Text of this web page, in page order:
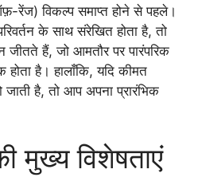
विकल्प समाप्त होने से पहले।
के साथ संरेखित होता है, तो
जीतते हैं, जो आमतौर पर पारंपरिक
है। हालाँकि, यदि कीमत
जाती है, तो आप अपना प्रारंभिक
मुख्य विशेषताएं